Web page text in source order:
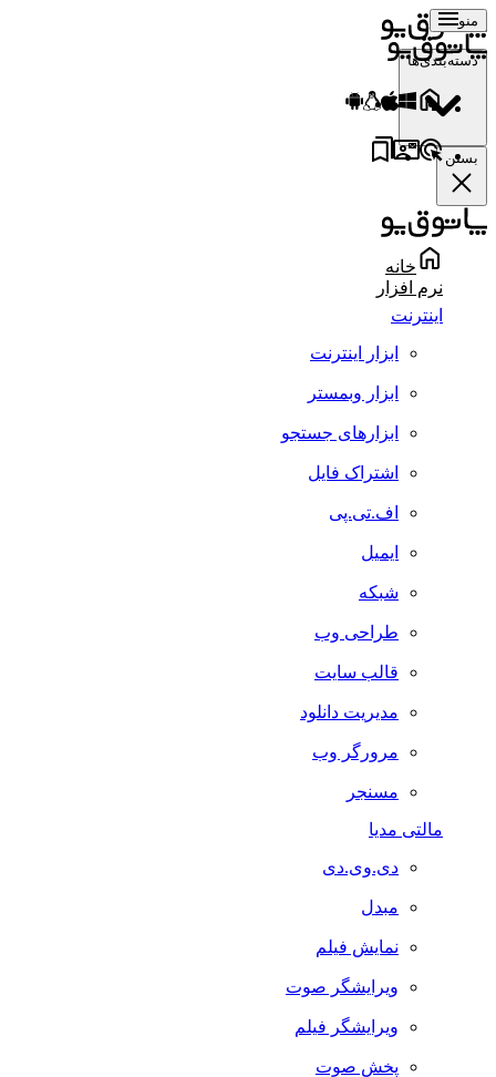
منو
دسته‌بندی‌ها
بستن
خانه
نرم افزار
اینترنت
ابزار اینترنت
ابزار وبمستر
ابزارهای جستجو
اشتراک فایل
اف.تی.پی
ایمیل
شبکه
طراحی وب
قالب سایت
مدیریت دانلود
مرورگر وب
مسنجر
مالتی مدیا
دی.وی.دی
مبدل
نمایش فیلم
ویرایشگر صوت
ویرایشگر فیلم
پخش صوت